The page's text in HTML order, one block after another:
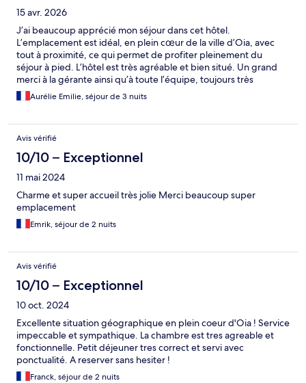
15 avr. 2026
J’ai beaucoup apprécié mon séjour dans cet hôtel.
L’emplacement est idéal, en plein cœur de la ville d’Oia, avec
tout à proximité, ce qui permet de profiter pleinement du
séjour à pied. L’hôtel est très agréable et bien situé. Un grand
merci à la gérante ainsi qu’à toute l’équipe, toujours très
serviables et souriants. Ils sont constamment disponibles pour
répondre aux questions et nous aider à nous orienter ou à
expérience vraiment très positive que je recommande sans
hésiter.
Aurélie Emilie, séjour de 3 nuits
Avis vérifié
10/10 – Exceptionnel
11 mai 2024
Charme et super accueil très jolie Merci beaucoup super
emplacement
Emrik, séjour de 2 nuits
Avis vérifié
10/10 – Exceptionnel
10 oct. 2024
Excellente situation géographique en plein coeur d'Oia ! Service
impeccable et sympathique. La chambre est tres agreable et
fonctionnelle. Petit déjeuner tres correct et servi avec
ponctualité. A reserver sans hesiter !
Franck, séjour de 2 nuits